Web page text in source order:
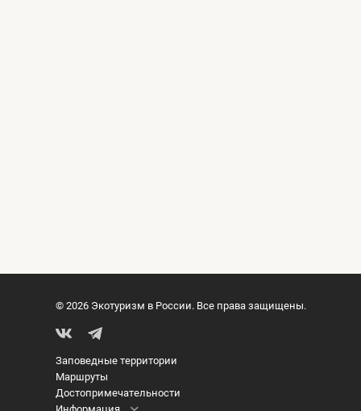
© 2026 Экотуризм в России. Все права защищены.
Заповедные территории
Маршруты
Достопримечательности